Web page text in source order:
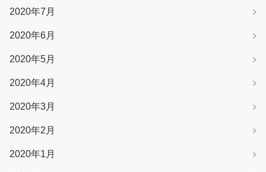
2020年7月
2020年6月
2020年5月
2020年4月
2020年3月
2020年2月
2020年1月